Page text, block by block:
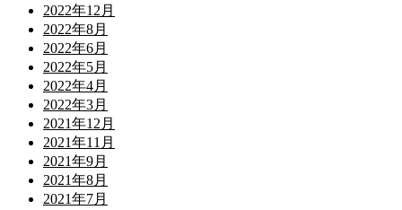
2022年12月
2022年8月
2022年6月
2022年5月
2022年4月
2022年3月
2021年12月
2021年11月
2021年9月
2021年8月
2021年7月